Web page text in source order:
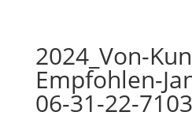
2024_Von-
Empfohlen-
06-31-22-